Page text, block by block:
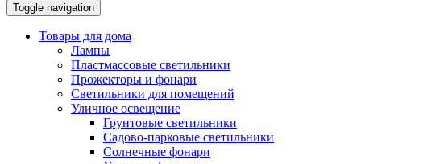
Toggle navigation
Товары для дома
Лампы
Пластмассовые светильники
Прожекторы и фонари
Светильники для помещений
Уличное освещение
Грунтовые светильники
Садово-парковые светильники
Солнечные фонари